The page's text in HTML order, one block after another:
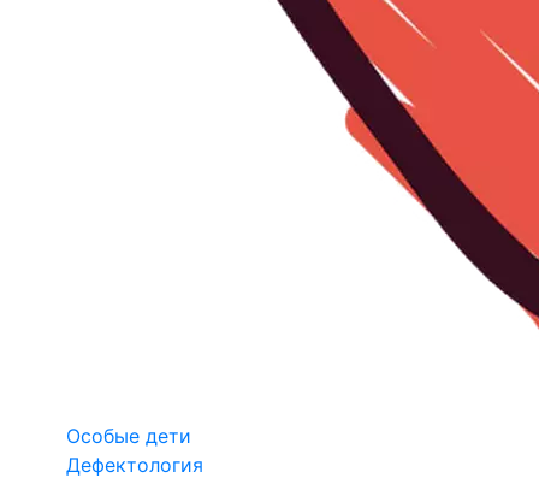
Особые дети
Дефектология